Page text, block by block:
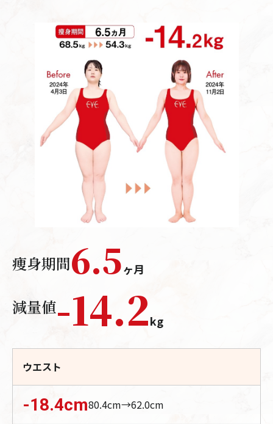
痩身期間6.5ヶ月
減量値-14.2kg
ウエスト
-18.4cm80.4cm→62.0cm